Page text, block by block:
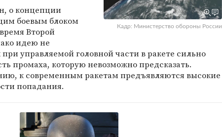
Кадр: Министерство обороны России
о концепции
боевым блоком
Второй
идею не
при управляемой головной части в ракете сильно
промаха, которую невозможно предсказать.
к современным ракетам предъявляются высокие
попадания.